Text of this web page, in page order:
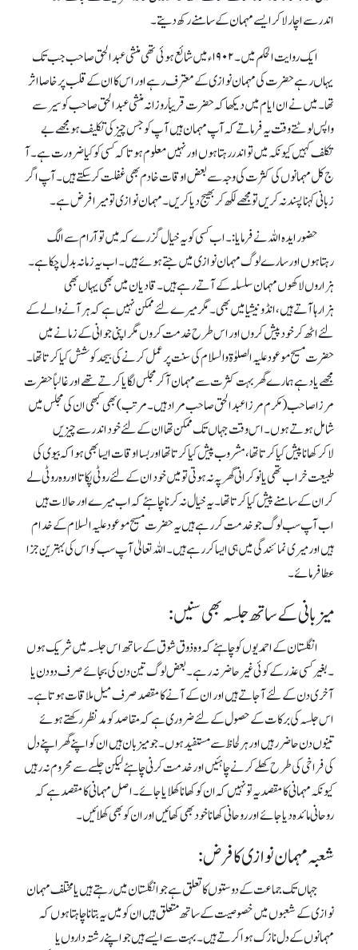
اندرسے اچار لا کرایسے مہمان کے سامنے رکھ دیتے ۔
ایک روایت الحکم میں۔۱۹۰۲ء میں شائع ہوئی تھی منشی عبدالحق صاحب جب تک
یہاں رہے حضرت کی مہمان نوازی کے معترف رہے اور اس کا ان کے قلب پر خاصا اثر
تھا ۔ میں نے ان ایام میں دیکھا کہ حضرت قریباً روزانہ منشی عبدالحق صاحب کو سیر سے
واپس لوٹتے وقت یہ فرماتے کہ آپ مہمان ہیں آ پ کو جس چیز کی تکلیف ہو مجھے بے
تکلف کہیں کیونکہ میں تواندررہتاہوں اور نہیں معلوم ہوتاکہ کسی کو کیا ضرورت ہے ۔ آ
ج کل مہمانوں کی کثرت کی وجہ سے بعض اوقات خادم بھی غفلت کرسکتے ہیں ۔ آپ اگر
زبانی کہنا پسند نہ کریں تو مجھے لکھ کر بھیج دیا کریں ۔ مہمان نوازی تو میرا فرض ہے۔
حضور ایدہ اللہ نے فرمایا:۔اب کسی کو یہ خیال گزرے کہ میں تو آرام سے الگ
رہتاہوں اور سارے لوگ مہمان نوازی میں جتے ہوئے ہیں ۔ اب یہ زمانہ بدل چکاہے ۔
ہزاروں لاکھوں مہمان سلسلہ کے آتے رہے ہیں ۔ قادیان میں بھی یہاں بھی
ہزارہاآتے ہیں ، انڈونیشیا میں بھی۔ مگر میرے لئے ممکن نہیں ہے کہ ہر آنے والے کے
لئے اٹھ کر خود پیش کروں اور اس طرح خدمت کروں مگر اپنی جوانی کے زمانے میں
حضرت مسیح موعود علیہ الصلوٰۃ والسلام کی سنت پر عمل کرنے کی بیحد کوشش کیاکرتاتھا۔
مجھے یاد ہے ہمارے گھر بہت کثرت سے مہمان آ کرمجلس لگایا کرتے تھے اور غالباً حضر ت
مرزا صاحب(مکرم مرزا عبدالحق صاحب مراد ہیں۔مرتب) بھی کبھی ان کی مجلس میں
شامل ہوتے ہوں ۔ اس وقت جہاں تک ممکن تھا ان کے لئے خود اندر سے چیزیں
لاکرکھانا پیش کیا کرتاتھا ، مشروب پیش کیا کرتا تھا اور بسا اوقات ایسا بھی ہوا کہ بیوی کی
طبیعت خراب تھی یا نوکرانی گھر پہ نہ ہوتی تو میں خود ان کے لئے روٹی پکاتا اوروہ روٹی لے
کر ان کے سامنے پیش کیا کرتاتھا ۔ یہ خیال نہ کرنا چاہئے کہ اب میرے اور حالات ہیں
اب آپ سب لوگ جو خدمت کررہے ہیں یہ حضرت مسیح موعود علیہ السلام کے خدام
ہیں اور میری نمائندگی میں ہی ایسا کررہے ہیں ۔ اللہ تعالیٰ آ پ سب کو اس کی بہترین جزا
عطا فرمائے ۔
میزبانی کے ساتھ جلسہ بھی سنیں:
انگلستان کے احمدیوں کوچاہئے کہ وہ ذوق شوق کے ساتھ اس جلسہ میں شریک ہوں
۔بغیر کسی عذر کے کوئی غیر حاضر نہ رہے۔ بعض لوگ تین دن کی بجائے صر ف دو دن یا
آخری دن کے لئے آجاتے ہیں اور ان کے آنے کامقصد صرف میل ملاقات ہوتاہے ۔
اس جلسہ کی برکات کے حصول کے لئے ضروری ہے کہ مقاصد کو مدنظر رکھتے ہوئے
تینوں دن حاضر رہیں اورہرلحاظ سے مستفید ہوں۔جو میزبان ہیں ان کو اپنے گھر اپنے دل
کی فراخی کی طرح کھلے کرنے چاہئیں اور خدمت کرنی چاہئے لیکن جلسے سے محروم نہ رہیں
کیونکہ مہمانی کا مقصد یہ تو نہیں کہ ان کو کھانا کھلایا جائے۔ اصل مہمانی کا مقصد ہے کہ
روحانی مائدہ دیا جائے اور روحانی کھانا خود بھی کھائیں اور ان کو بھی کھلائیں۔
شعبہ مہمان نوازی کا فرض:
جہاں تک جماعت کے دوستوں کا تعلق ہے جو انگلستان میں رہتے ہیں یا مختلف مہمان
نوازی کے شعبوں میں خصوصیت کے ساتھ متعلق ہیں ان کو میں یہ بتانا چاہتاہوں کہ
مہمانوں کے دل نازک ہوا کرتے ہیں ۔ بہت سے ایسے ہیں جو اپنے رشتہ داروں یا